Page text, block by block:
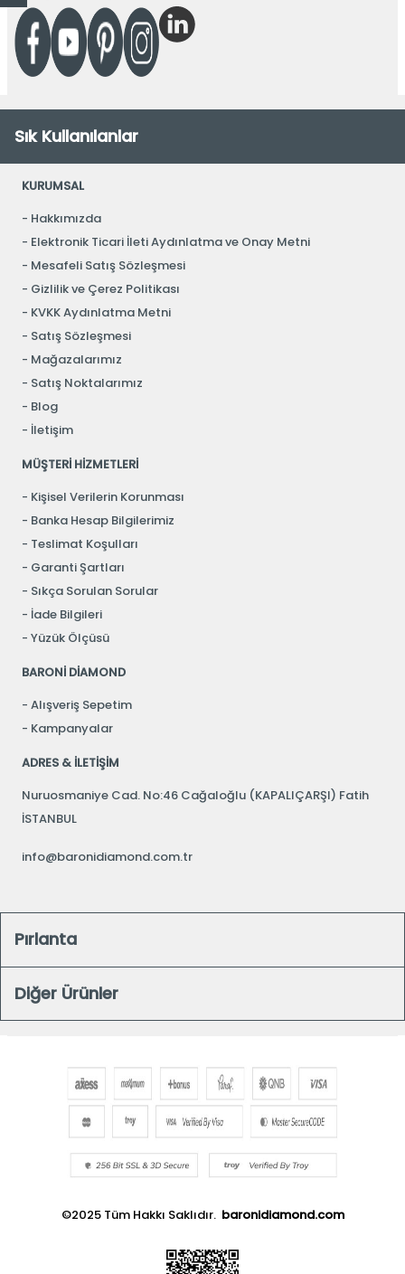
Sık Kullanılanlar
KURUMSAL
Hakkımızda
Elektronik Ticari İleti Aydınlatma ve Onay Metni
Mesafeli Satış Sözleşmesi
Gizlilik ve Çerez Politikası
KVKK Aydınlatma Metni
Satış Sözleşmesi
Mağazalarımız
Satış Noktalarımız
Blog
İletişim
MÜŞTERİ HİZMETLERİ
Kişisel Verilerin Korunması
Banka Hesap Bilgilerimiz
Teslimat Koşulları
Garanti Şartları
Sıkça Sorulan Sorular
İade Bilgileri
Yüzük Ölçüsü
BARONİ DİAMOND
Alışveriş Sepetim
Kampanyalar
ADRES & İLETİŞİM
Nuruosmaniye Cad. No:46 Cağaloğlu (KAPALIÇARŞI) Fatih
İSTANBUL
info@baronidiamond.com.tr
Pırlanta
Diğer Ürünler
©2025 Tüm Hakkı Saklıdır. baronidiamond.com